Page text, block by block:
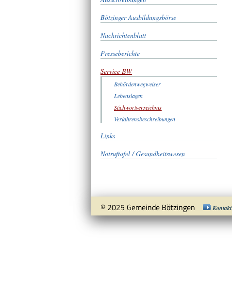
Bötzinger Ausbildungsbörse
Nachrichtenblatt
Presseberichte
Service BW
Behördenwegweiser
Lebenslagen
Stichwortverzeichnis
Verfahrensbeschreibungen
Links
Notruftafel / Gesundheitswesen
© 2025 Gemeinde Bötzingen Kontakt